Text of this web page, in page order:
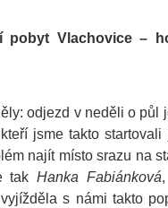
pobyt Vlachovice –
odjezd v neděli o půl
jsme takto
najít místo srazu na
tak Hanka Fabiánková
s námi takto